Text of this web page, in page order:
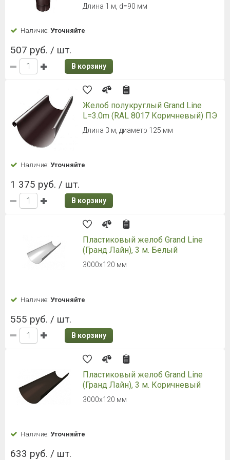
Длина 1 м, d=90 мм
Наличие: Уточняйте
507 руб. / шт.
В корзину
Желоб полукруглый Grand Line
L=3.0m (RAL 8017 Коричневый) ПЭ
Длина 3 м, диаметр 125 мм
Наличие: Уточняйте
1 375 руб. / шт.
В корзину
Пластиковый желоб Grand Line
(Гранд Лайн), 3 м. Белый
3000х120 мм
Наличие: Уточняйте
555 руб. / шт.
В корзину
Пластиковый желоб Grand Line
(Гранд Лайн), 3 м. Коричневый
3000х120 мм
Наличие: Уточняйте
633 руб. / шт.